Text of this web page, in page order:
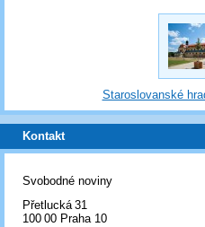
Staroslovanské
Kontakt
Svobodné noviny
Přetlucká 31
100 00 Praha 10